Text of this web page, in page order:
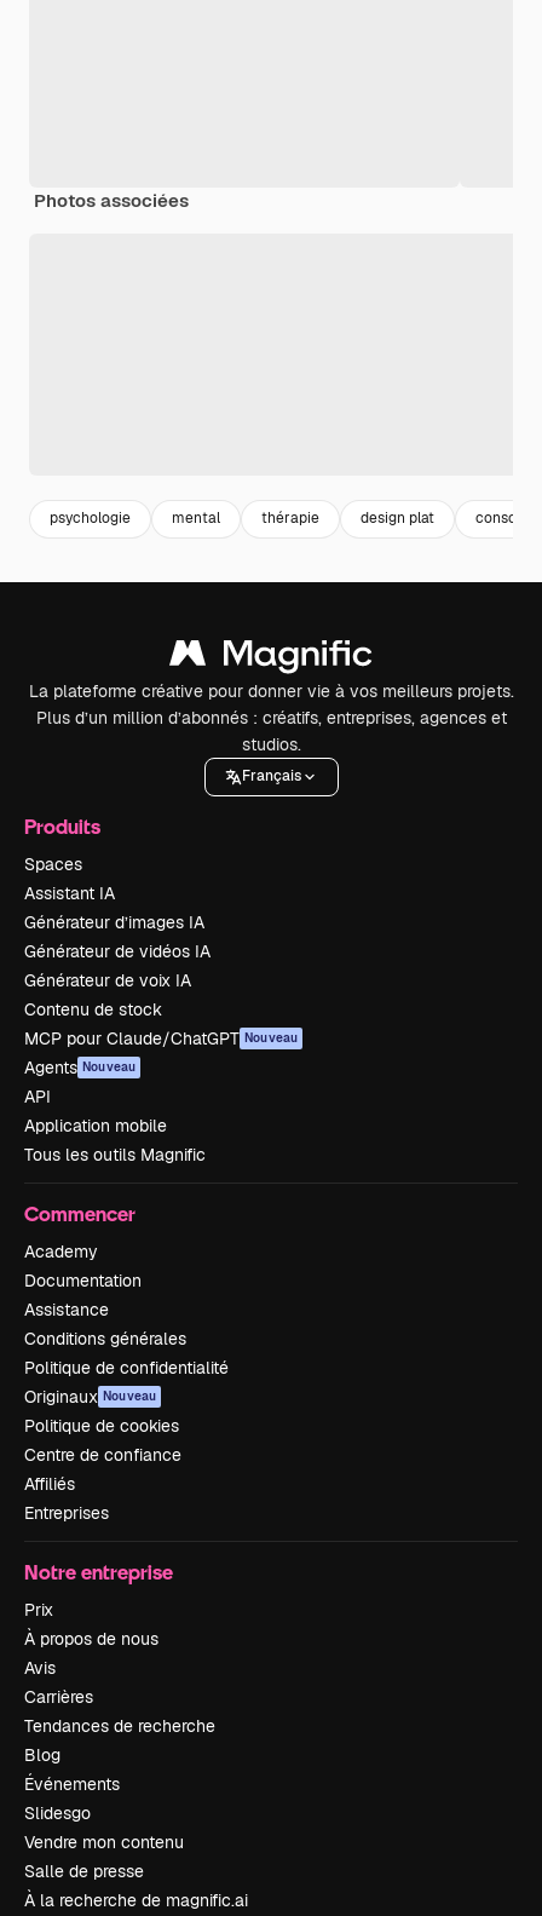
Photos associées
psychologie mental thérapie design plat
La plateforme créative pour donner vie à vos meilleurs projets.
Plus d’un million d’abonnés : créatifs, entreprises, agences et
studios.
Français
Produits
Spaces
Assistant IA
Générateur d’images IA
Générateur de vidéos IA
Générateur de voix IA
Contenu de stock
MCP pour Claude/ChatGPT Nouveau
Agents Nouveau
API
Application mobile
Tous les outils Magnific
Commencer
Academy
Documentation
Assistance
Conditions générales
Politique de confidentialité
Originaux Nouveau
Politique de cookies
Centre de confiance
Affiliés
Entreprises
Notre entreprise
Prix
À propos de nous
Avis
Carrières
Tendances de recherche
Blog
Événements
Slidesgo
Vendre mon contenu
Salle de presse
À la recherche de magnific.ai